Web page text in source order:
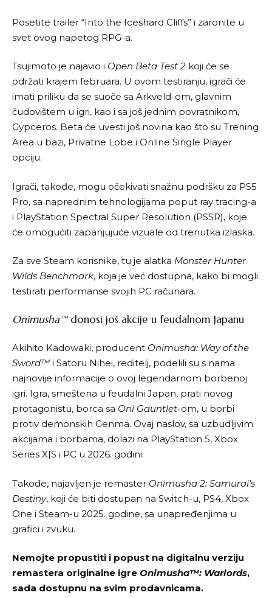
Posetite trailer “Into the Iceshard Cliffs” i zaronite u
svet ovog napetog RPG-a.
Tsujimoto je najavio i Open Beta Test 2 koji će se
održati krajem februara. U ovom testiranju, igrači će
imati priliku da se suoče sa Arkveld-om, glavnim
čudovištem u igri, kao i sa još jednim povratnikom,
Gypceros. Beta će uvesti još novina kao što su Trening
Area u bazi, Privatne Lobe i Online Single Player
opciju.
Igrači, takođe, mogu očekivati snažnu podršku za PS5
Pro, sa naprednim tehnologijama poput ray tracing-a
i PlayStation Spectral Super Resolution (PSSR), koje
će omogućiti zapanjujuće vizuale od trenutka izlaska.
Za sve Steam korisnike, tu je alatka Monster Hunter
Wilds Benchmark, koja je već dostupna, kako bi mogli
testirati performanse svojih PC računara.
Onimusha™donosi još akcije u feudalnom Japanu
Akihito Kadowaki, producent Onimusha: Way of the
Sword™ i Satoru Nihei, reditelj, podelili su s nama
najnovije informacije o ovoj legendarnom borbenoj
igri. Igra, smeštena u feudalni Japan, prati novog
protagonistu, borca sa Oni Gauntlet-om, u borbi
protiv demonskih Genma. Ovaj naslov, sa uzbudljivim
akcijama i borbama, dolazi na PlayStation 5, Xbox
Series X|S i PC u 2026. godini.
Takođe, najavljen je remaster Onimusha 2: Samurai’s
Destiny, koji će biti dostupan na Switch-u, PS4, Xbox
One i Steam-u 2025. godine, sa unapređenjima u
grafici i zvuku.
Nemojte propustiti i popust na digitalnu verziju
remastera originalne igre Onimusha™: Warlords,
sada dostupnu na svim prodavnicama.